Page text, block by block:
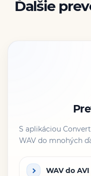
Ďalšie
S aplikáciou
WAV do mnohých
WAV do AVI